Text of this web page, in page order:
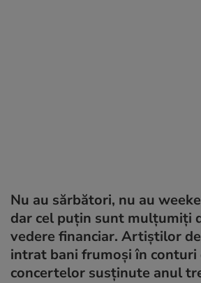
Nu au sărbători, nu au
dar cel puțin sunt mulțumiți
vedere financiar. Artiștilor
intrat bani frumoși în conturi
concertelor susținute anul